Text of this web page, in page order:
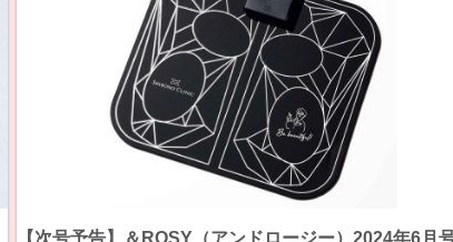
【次号予告】＆ROSY（アンドロージー）2024年6月